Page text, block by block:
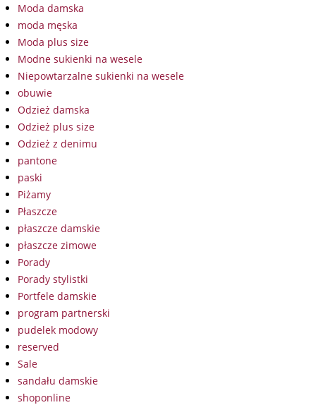
Moda damska
moda męska
Moda plus size
Modne sukienki na wesele
Niepowtarzalne sukienki na wesele
obuwie
Odzież damska
Odzież plus size
Odzież z denimu
pantone
paski
Piżamy
Płaszcze
płaszcze damskie
płaszcze zimowe
Porady
Porady stylistki
Portfele damskie
program partnerski
pudelek modowy
reserved
Sale
sandału damskie
shoponline